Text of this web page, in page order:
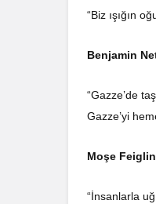
“Biz ışığın
Benjamin
“Gazze’de
Gazze’yi
Moşe
“İnsanlarla